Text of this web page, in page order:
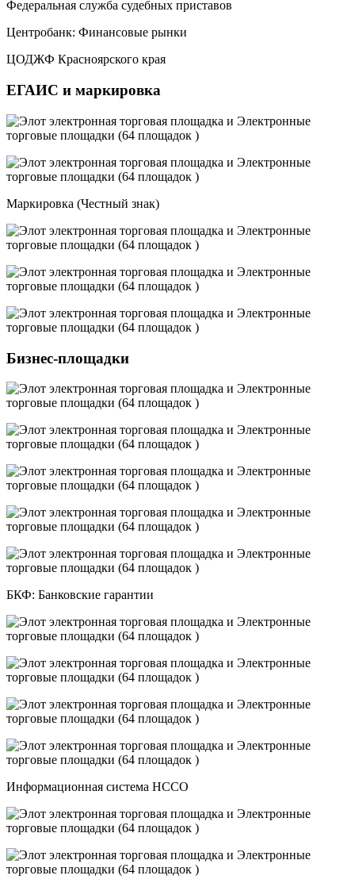
Федеральная служба судебных приставов
Центробанк: Финансовые рынки
ЦОДЖФ Красноярского края
ЕГАИС и маркировка
Маркировка (Честный знак)
Бизнес-площадки
БКФ: Банковские гарантии
Информационная система НССО